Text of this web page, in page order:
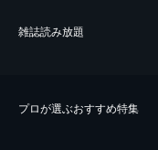
雑誌読み放題
プロが選ぶおすすめ特集